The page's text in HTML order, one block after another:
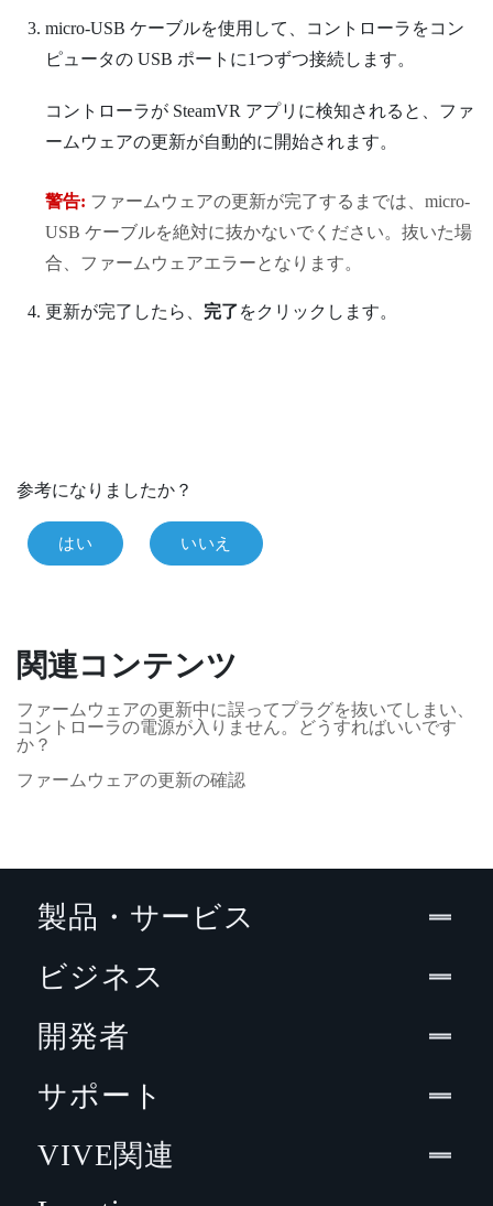
micro-USB ケーブルを使用して、コントローラをコン
ピュータの USB ポートに1つずつ接続します。
コントローラが SteamVR アプリに検知されると、ファ
ームウェアの更新が自動的に開始されます。
警告: ファームウェアの更新が完了するまでは、micro-
USB ケーブルを絶対に抜かないでください。抜いた場
合、ファームウェアエラーとなります。
更新が完了したら、 完了をクリックします。
参考になりましたか？
はい いいえ
関連コンテンツ
ファームウェアの更新中に誤ってプラグを抜いてしまい、
コントローラの電源が入りません。どうすればいいです
か？
ファームウェアの更新の確認
製品・サービス
ビジネス
開発者
サポート
VIVE関連